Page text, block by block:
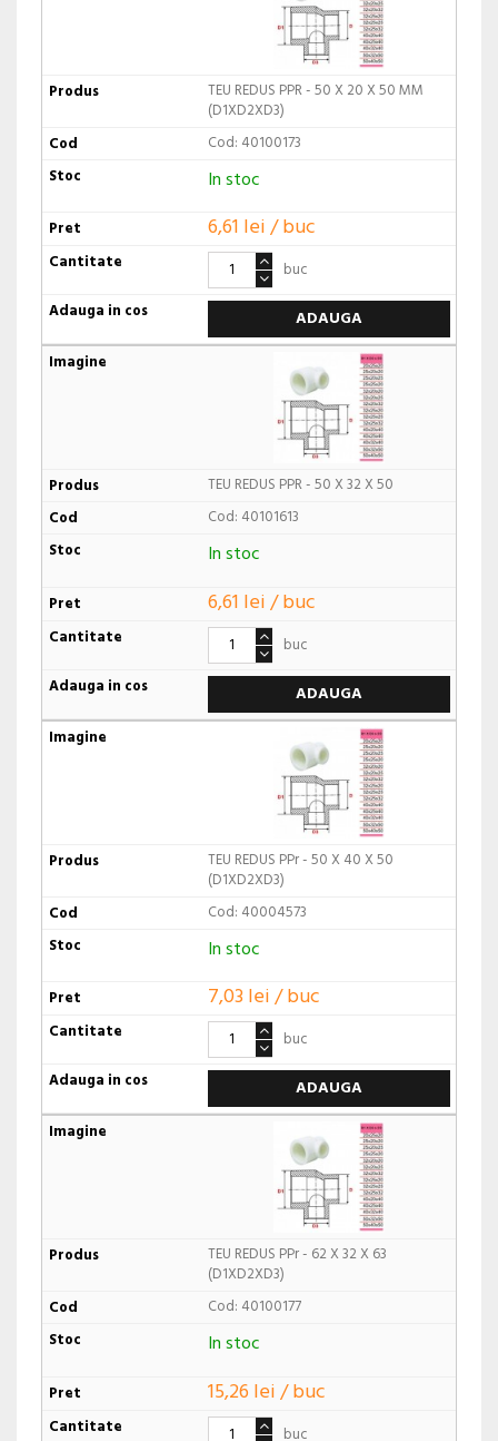
TEU REDUS PPR - 50 X 20 X 50 MM
(D1XD2XD3)
Cod: 40100173
In stoc
6,61 lei / buc
buc
ADAUGA
TEU REDUS PPR - 50 X 32 X 50
Cod: 40101613
In stoc
6,61 lei / buc
buc
ADAUGA
TEU REDUS PPr - 50 X 40 X 50
(D1XD2XD3)
Cod: 40004573
In stoc
7,03 lei / buc
buc
ADAUGA
TEU REDUS PPr - 62 X 32 X 63
(D1XD2XD3)
Cod: 40100177
In stoc
15,26 lei / buc
buc